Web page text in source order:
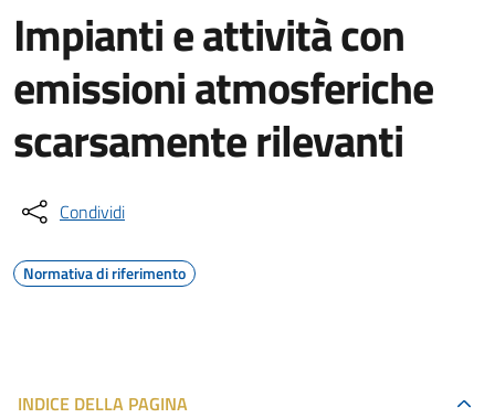
Impianti e attività con
emissioni atmosferiche
scarsamente rilevanti
Condividi
Normativa di riferimento
INDICE DELLA PAGINA